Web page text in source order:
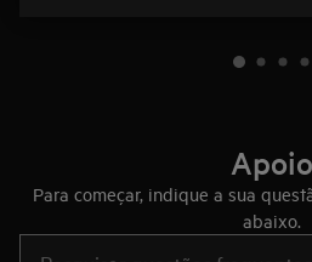
Apoio
Para começar, indique a sua
abaixo.